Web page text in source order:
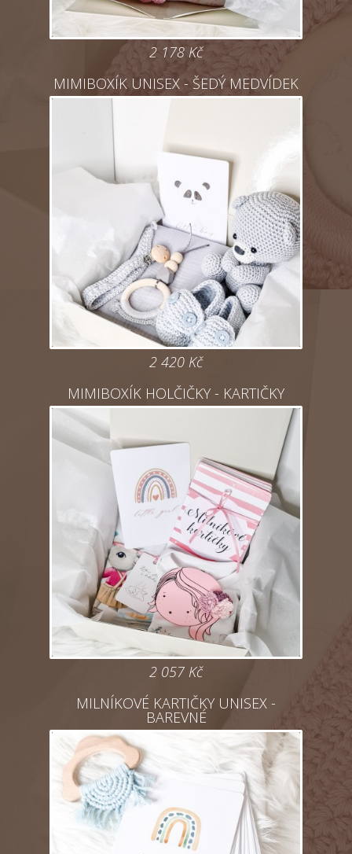
2 178 Kč
MIMIBOXÍK UNISEX - ŠEDÝ MEDVÍDEK
2 420 Kč
MIMIBOXÍK HOLČIČKY - KARTIČKY
2 057 Kč
MILNÍKOVÉ KARTIČKY UNISEX -
BAREVNÉ